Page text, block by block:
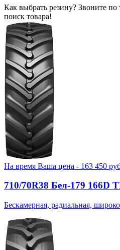
Как выбрать резину? Звоните
поиск товара!
На время Ваша цена - 163 450
710/70R38 Бел-179 166D
Бескамерная, радиальная,